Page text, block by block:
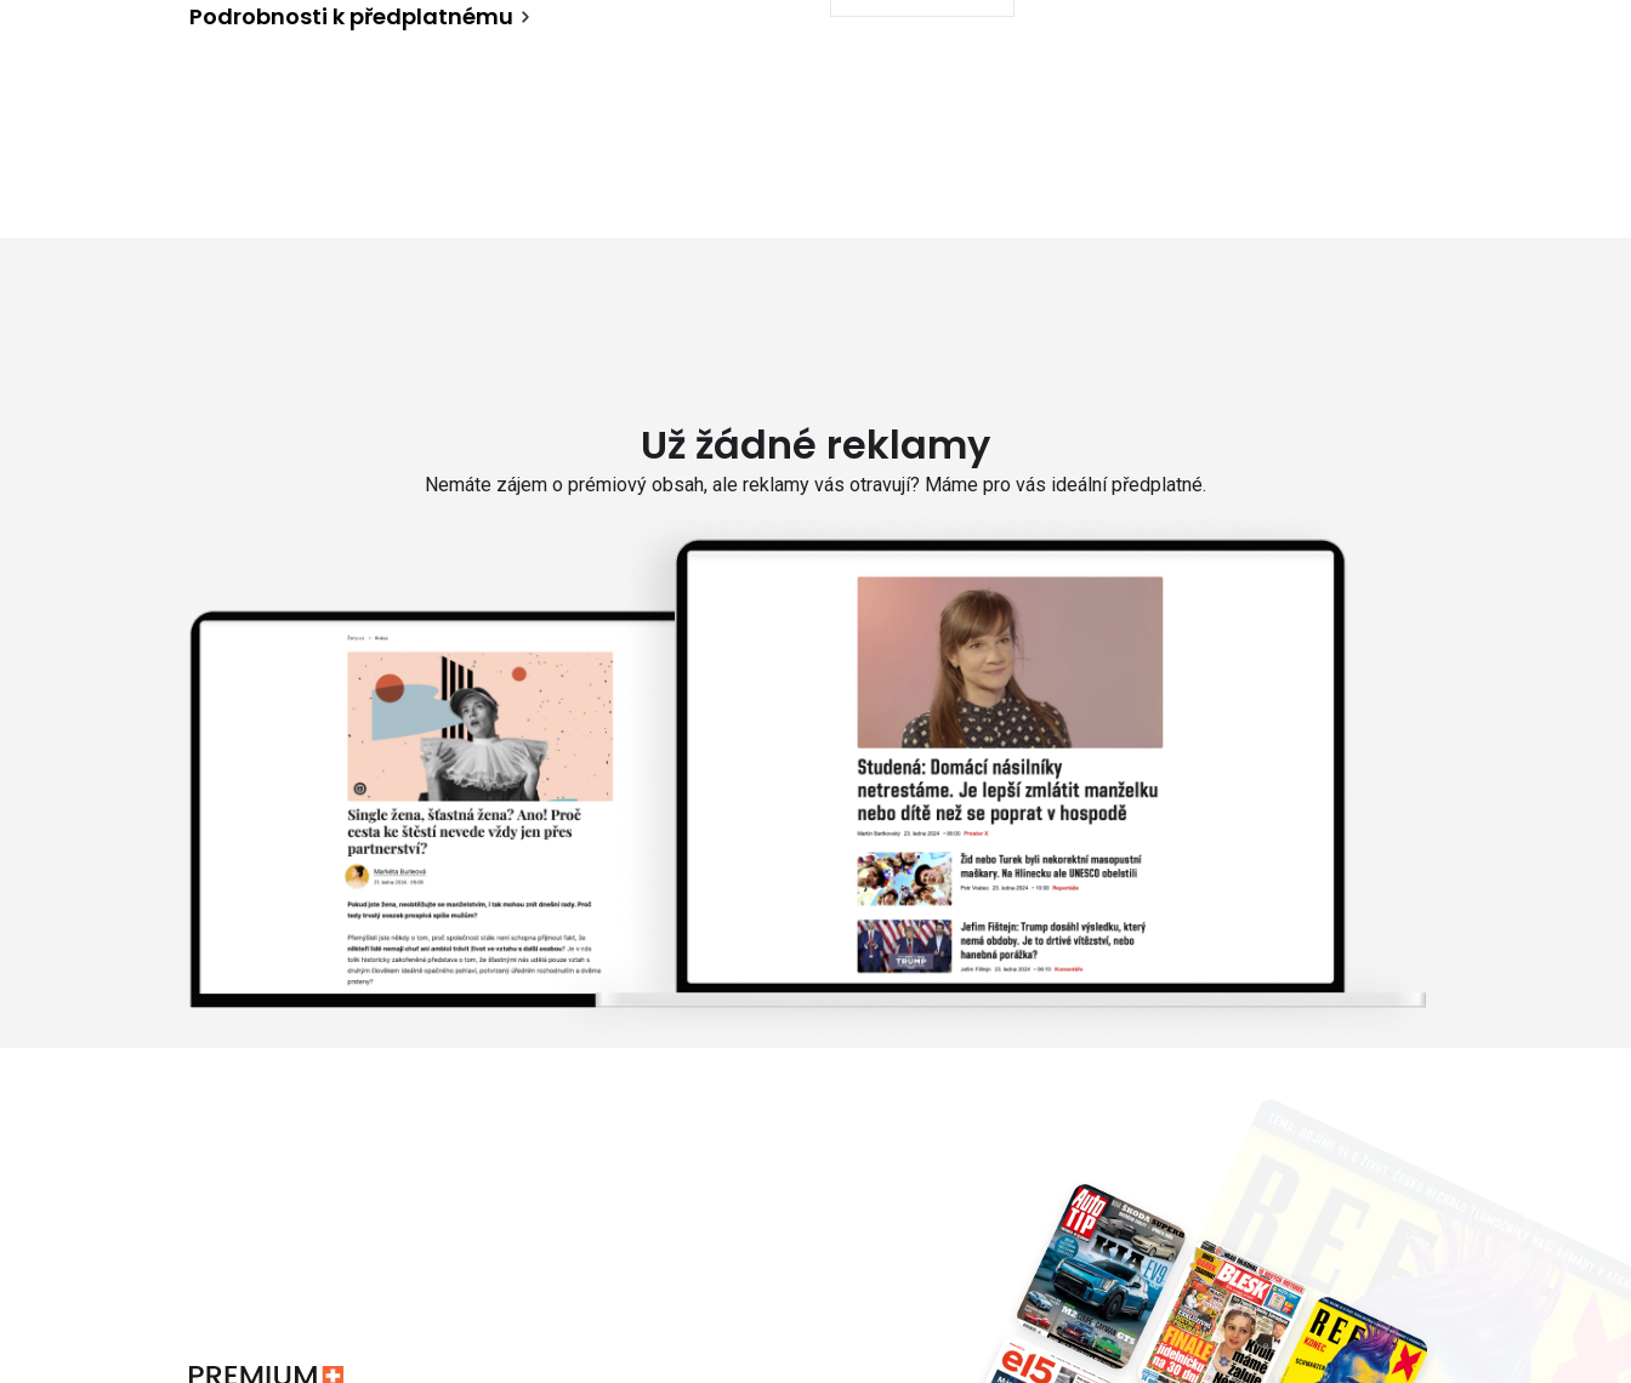
Podrobnosti k předplatnému
Už žádné reklamy
Nemáte zájem o prémiový obsah, ale reklamy vás otravují? Máme pro vás ideální předplatné.